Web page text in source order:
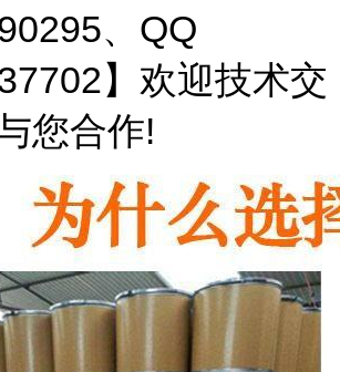
、QQ
】欢迎技术交
您合作!